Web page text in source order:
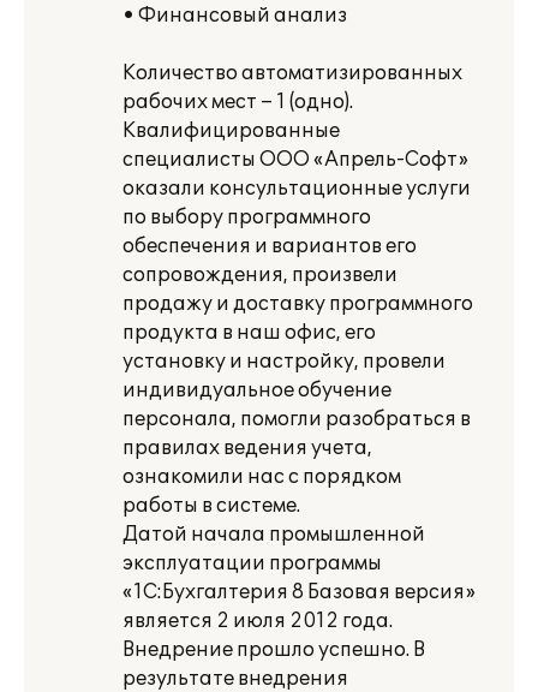
• Финансовый анализ
Количество автоматизированных
рабочих мест – 1 (одно).
Квалифицированные
специалисты ООО «Апрель-Софт»
оказали консультационные услуги
по выбору программного
обеспечения и вариантов его
сопровождения, произвели
продажу и доставку программного
продукта в наш офис, его
установку и настройку, провели
индивидуальное обучение
персонала, помогли разобраться в
правилах ведения учета,
ознакомили нас с порядком
работы в системе.
Датой начала промышленной
эксплуатации программы
«1С:Бухгалтерия 8 Базовая версия»
является 2 июля 2012 года.
Внедрение прошло успешно. В
результате внедрения